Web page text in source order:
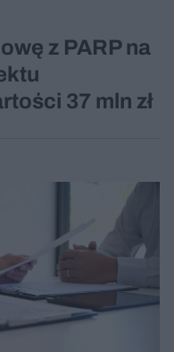
z PARP na
37 mln zł